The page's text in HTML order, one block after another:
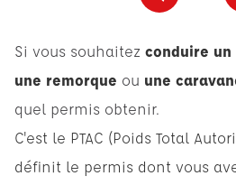
Si vous souhaitez conduire
une remorque ou une
quel permis obtenir.
C'est le PTAC (Poids Total
définit le permis dont vous